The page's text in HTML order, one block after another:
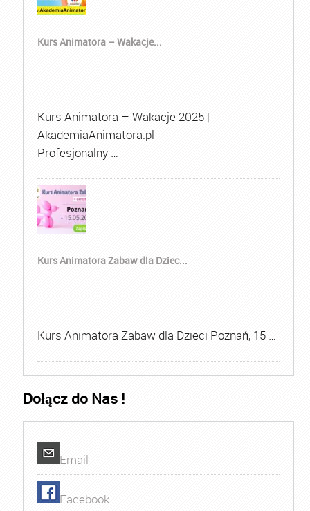
Kurs Animatora – Wakacje...
Kurs Animatora – Wakacje 2025 |
AkademiaAnimatora.pl
Profesjonalny …
Kurs Animatora Zabaw dla Dziec...
Kurs Animatora Zabaw dla Dzieci Poznań, 15 …
Dołącz do Nas !
Email
Facebook